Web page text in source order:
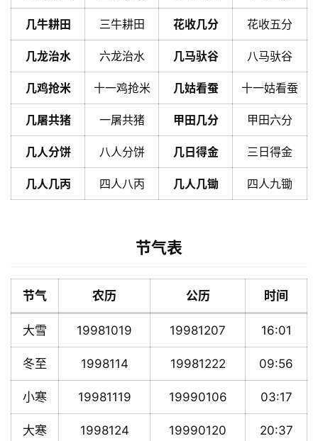
几牛耕田 三牛耕田 花收几分 花收五分
几龙治水 六龙治水 几马驮谷 八马驮谷
几鸡抢米 十一鸡抢米 几姑看蚕 十一姑看蚕
几屠共猪 一屠共猪 甲田几分 甲田六分
几人分饼 八人分饼 几日得金 三日得金
几人几丙 四人八丙 几人几锄 四人九锄
节气表
节气 农历 公历 时间
大雪 19981019 19981207 16:01
冬至 1998114 19981222 09:56
小寒 19981119 19990106 03:17
大寒 1998124 19990120 20:37